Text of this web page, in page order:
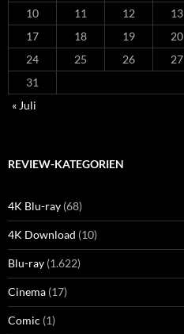
10
11 12 13
17
18 19 20
24
25 26 27
31
« Juli
REVIEW-KATEGORIEN
4K Blu-ray (68)
4K Download (10)
Blu-ray (1.622)
Cinema (17)
Comic (1)